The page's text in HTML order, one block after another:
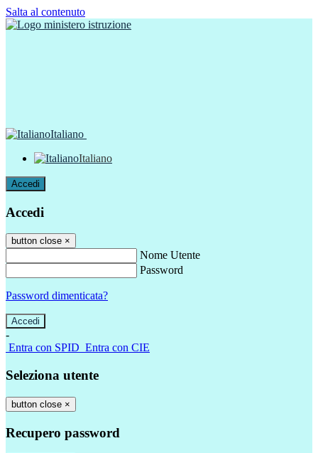
Salta al contenuto
Italiano
Italiano
Accedi
Accedi
button close ×
Nome Utente
Password
Password dimenticata?
-
Entra con SPID Entra con CIE
Seleziona utente
button close ×
Recupero password